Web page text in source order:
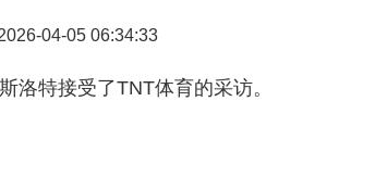
04-05 06:34:33
洛特接受了TNT体育的采访。